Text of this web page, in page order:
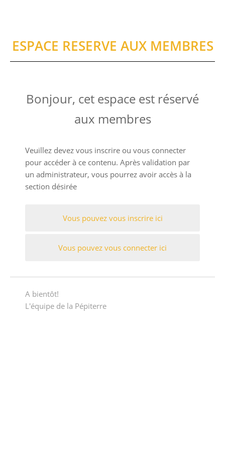
ESPACE RESERVE AUX MEMBRES
Bonjour, cet espace est réservé
aux membres
Veuillez devez vous inscrire ou vous connecter
pour accéder à ce contenu. Après validation par
un administrateur, vous pourrez avoir accès à la
section désirée
Vous pouvez vous inscrire ici
Vous pouvez vous connecter ici
A bientôt!
L'équipe de la Pépiterre